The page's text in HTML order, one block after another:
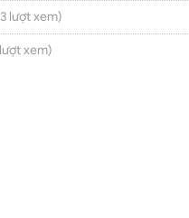
lượt xem)
xem)